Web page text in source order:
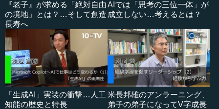
『老子』が求める「絶対自由
の境地」とは？…そして創造
長寿へ
AIでは「思考の三位一体」が
成立しない…考えるとは？
「生成AI」実装の衝撃…人工
知能の歴史と特長
米長邦雄のアンラーニング、
弟子の弟子になってV字成長